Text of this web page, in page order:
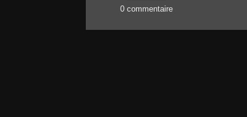
0 commentaire